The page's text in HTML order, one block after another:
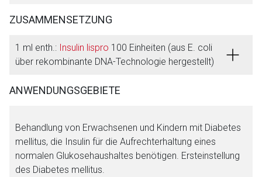
ZUSAMMENSETZUNG
1 ml enth.: Insulin lispro 100 Einheiten (aus E. coli
über rekombinante DNA-Technologie hergestellt)
ANWENDUNGSGEBIETE
Behandlung von Erwachsenen und Kindern mit Diabetes
mellitus, die Insulin für die Aufrechterhaltung eines
normalen Glukosehaushaltes benötigen. Ersteinstellung
des Diabetes mellitus.
Der von Ihnen aufgerufene Link öffnet eine externe Web-
Seite. Für die Inhalte der externen Web-Seite ist deren
Betreiber verantwortlich. Ebenso gelten dort ggf. andere